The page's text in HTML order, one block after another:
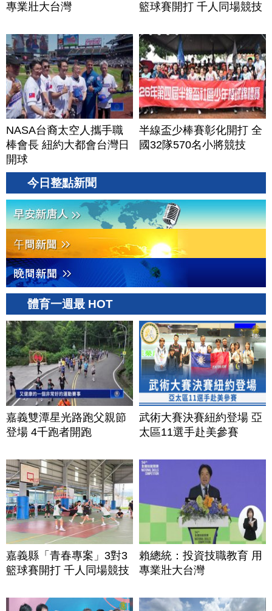
專業壯大台灣
籃球賽開打 千人同場競技
NASA台裔太空人攜手職
棒會長 紐約大都會台灣日
開球
半線盃少棒賽彰化開打 全
國32隊570名小將競技
今日整點新聞
體育一週最 HOT
嘉義雙潭星光路跑父親節
登場 4千跑者開跑
武術大賽決賽紐約登場 亞
太區11選手赴美參賽
嘉義縣「青春專案」3對3
籃球賽開打 千人同場競技
賴總統：投資技職教育 用
專業壯大台灣